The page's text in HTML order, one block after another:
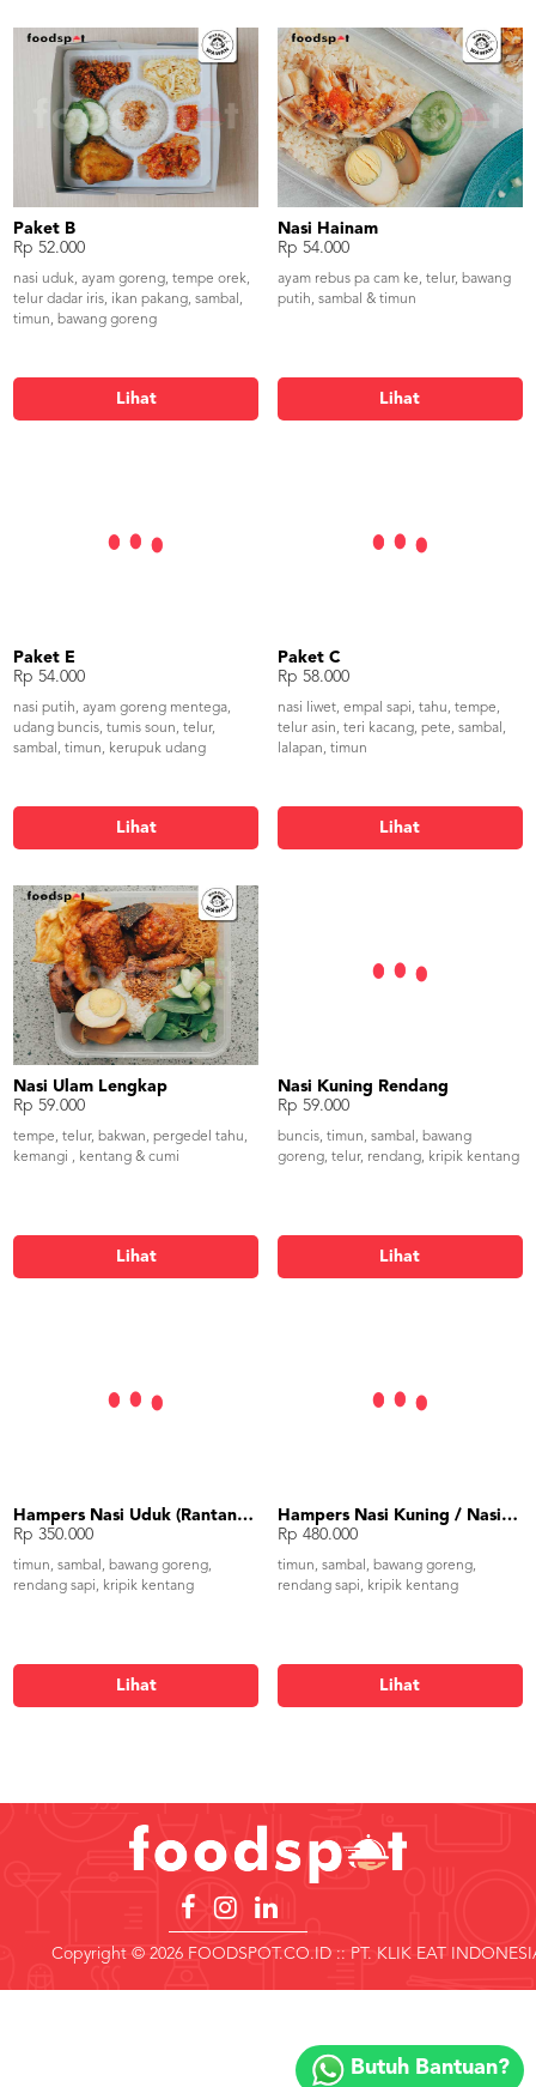
Paket B
Rp 52.000
nasi uduk, ayam goreng, tempe orek,
telur dadar iris, ikan pakang, sambal,
timun, bawang goreng
Lihat
Nasi Hainam
Rp 54.000
ayam rebus pa cam ke, telur, bawang
putih, sambal & timun
Lihat
Paket E
Rp 54.000
nasi putih, ayam goreng mentega,
udang buncis, tumis soun, telur,
sambal, timun, kerupuk udang
Lihat
Paket C
Rp 58.000
nasi liwet, empal sapi, tahu, tempe,
telur asin, teri kacang, pete, sambal,
lalapan, timun
Lihat
Nasi Ulam Lengkap
Rp 59.000
tempe, telur, bakwan, pergedel tahu,
kemangi , kentang & cumi
Lihat
Nasi Kuning Rendang
Rp 59.000
buncis, timun, sambal, bawang
goreng, telur, rendang, kripik kentang
Lihat
Hampers Nasi Uduk (Rantangan)
Rp 350.000
timun, sambal, bawang goreng,
rendang sapi, kripik kentang
Lihat
Hampers Nasi Kuning / Nasi Liwet (Rantangan)
Rp 480.000
timun, sambal, bawang goreng,
rendang sapi, kripik kentang
Lihat
Copyright © 2026 FOODSPOT.CO.ID :: PT. KLIK EAT
Butuh Bantuan?